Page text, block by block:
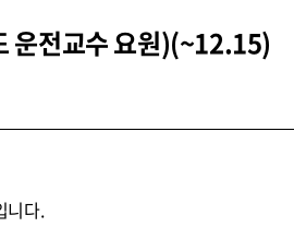
운전교수 요원)(~12.15)
니다.